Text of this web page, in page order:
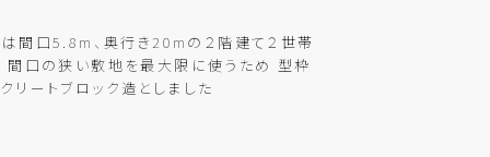
間口5.8m、奥行き20mの２階建て２世帯
間口の狭い敷地を最大限に使うため 型枠
リートブロック造としました